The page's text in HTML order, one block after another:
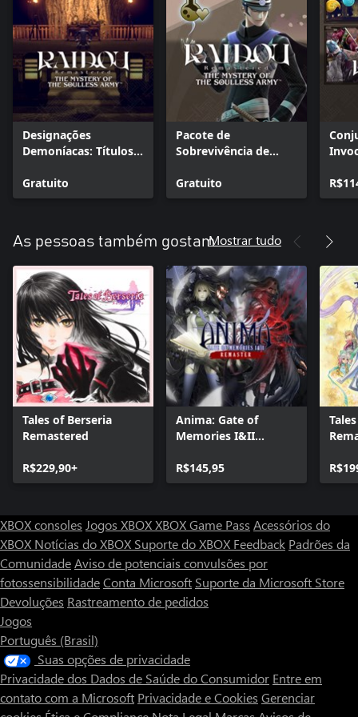
Designações
Demoníacas: Títulos
Gratuito
Pacote de
Sobrevivência de
Gratuito
As pessoas também gostamMostrar tudo
Tales of Berseria
Remastered
R$229,90+
Anima: Gate of
Memories I&II
R$145,95
XBOX consoles Jogos XBOXXBOX Game Pass Acessórios do
XBOX Notícias do XBOX Suporte do XBOX Feedback Padrões da
ComunidadeAviso de potenciais convulsões por
fotossensibilidadeConta Microsoft Suporte da Microsoft Store
Devoluções Rastreamento de pedidos
Jogos
Português (Brasil)
Suas opções de privacidade
Privacidade dos Dados de Saúde do Consumidor Entre em
contato com a Microsoft Privacidade e Cookies Gerenciar